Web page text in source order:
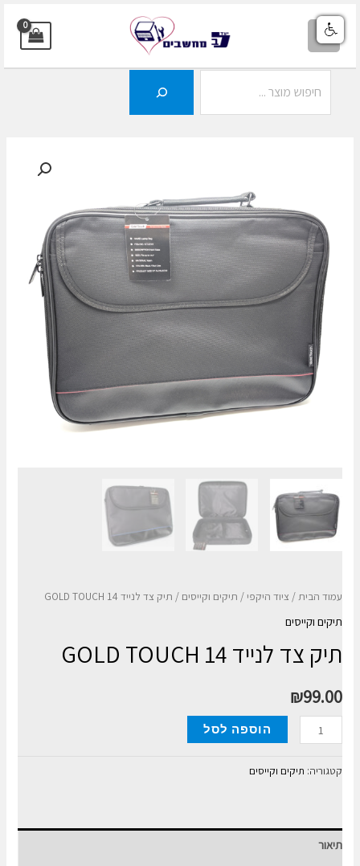
דילוג
לתוכן
MAIN
עמוד הבית/ ציוד היקפי/ תיקים וקייסים / תיק צד לנייד 14 GOLD TOUCH
תיקים וקייסים
תיק צד לנייד 14 GOLD TOUCH
₪99.00
כמות
של
תיק
14
הוספה לסל
קטגוריה: תיקים וקייסים
תיאור